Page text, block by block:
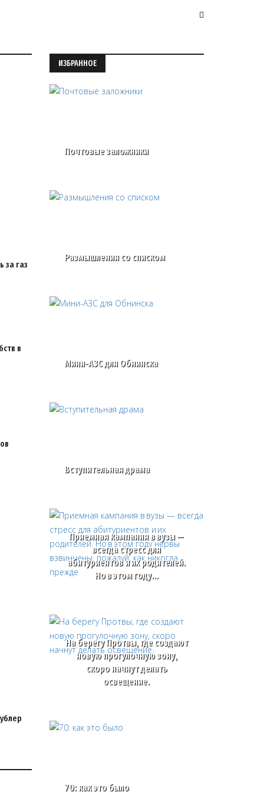
за газ
в
ИЗБРАННОЕ
Почтовые заложники
Размышления со списком
Мини-АЗС для Обнинска
Вступительная драма
Приемная кампания в вузы —
всегда стресс для
абитуриентов и их родителей.
Но в этом году…
На берегу Протвы, где создают
новую прогулочную зону,
скоро начнут делать
освещение.
70: как это было